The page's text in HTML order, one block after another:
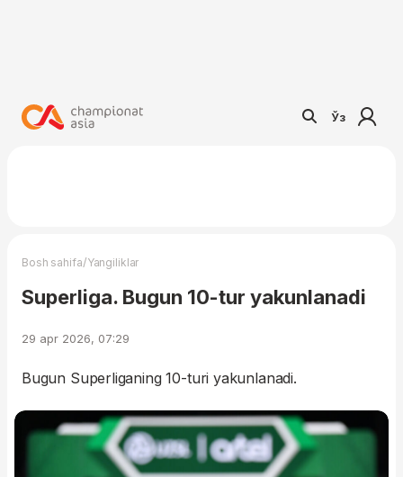
Ўз
Bosh sahifa/Yangiliklar
Superliga. Bugun 10-tur yakunlanadi
29 apr 2026, 07:29
Bugun Superliganing 10-turi yakunlanadi.